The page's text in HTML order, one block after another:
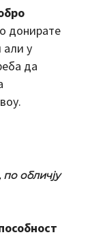
донирате
али у
да
обличју